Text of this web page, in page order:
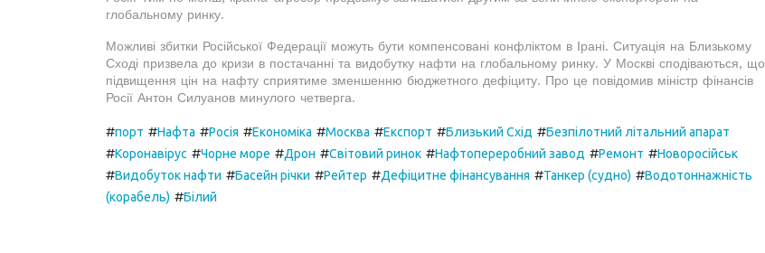
глобальному ринку.
Можливі збитки Російської Федерації можуть бути компенсовані конфліктом в Ірані. Ситуація на Близькому
Сході призвела до кризи в постачанні та видобутку нафти на глобальному ринку. У Москві сподіваються, що
підвищення цін на нафту сприятиме зменшенню бюджетного дефіциту. Про це повідомив міністр фінансів
Росії Антон Силуанов минулого четверга.
#порт #Нафта #Росія #Економіка #Москва #Експорт #Близький Схід #Безпілотний літальний апарат
#Коронавірус #Чорне море #Дрон #Світовий ринок #Нафтопереробний завод #Ремонт #Новоросійськ
#Видобуток нафти #Басейн річки #Рейтер #Дефіцитне фінансування #Танкер (судно) #Водотоннажність
(корабель) #Білий